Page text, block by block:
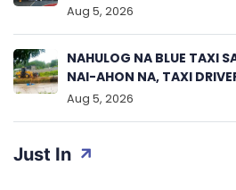
Just In
Aug 5, 2026
NAHULOG NA BLUE TAXI
NAI-AHON NA, TAXI
Aug 5, 2026